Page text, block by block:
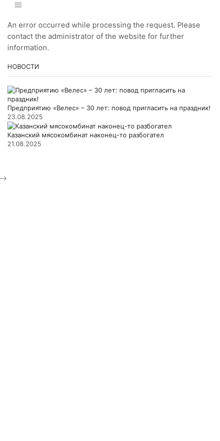
An error occurred while processing the request. Please
contact the administrator of the website for further
information.
НОВОСТИ
Предприятию «Велес» – 30 лет: повод пригласить на праздник!
23.08.2025
Казанский мясокомбинат наконец-то разбогател
21.08.2025